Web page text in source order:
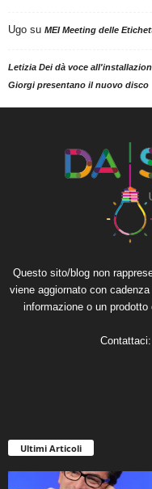
Ugo su MEI Meeting delle
Letizia Dei dà voce
Giorgi presentano il nuovo disco
Questo sito/blog non
viene aggiornato con
informazione o un
Contattaci:
Ultimi Articoli